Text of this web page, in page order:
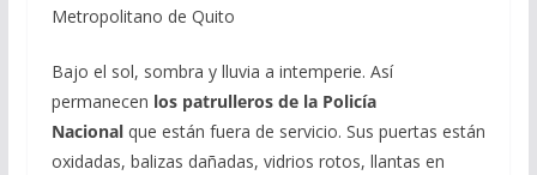
Metropolitano de Quito
Bajo el sol, sombra y lluvia a intemperie. Así
permanecen los patrulleros de la Policía
Nacional que están fuera de servicio. Sus puertas están
oxidadas, balizas dañadas, vidrios rotos, llantas en